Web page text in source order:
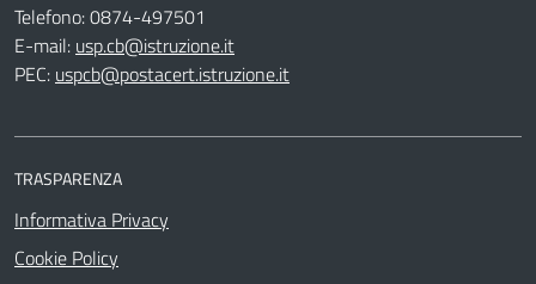
Telefono:0874-497501
E-mail: usp.cb@istruzione.it
PEC: uspcb@postacert.istruzione.it
TRASPARENZA
Informativa Privacy
Cookie Policy